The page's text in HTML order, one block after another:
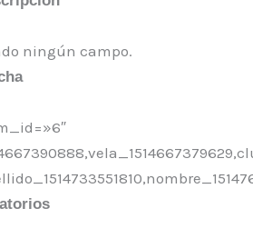
ningún campo.